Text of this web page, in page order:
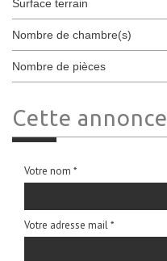
surface terrain
Nombre de chambre(s)
Nombre de pièces
Cette annonce
Votre nom *
Votre adresse mail *